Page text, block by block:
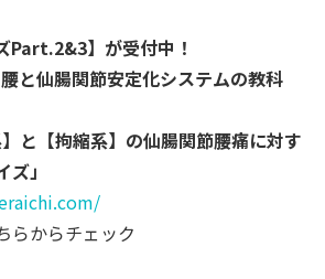
Part.2&3】が受付中！
と仙腸関節安定化システムの教科
と【拘縮系】の仙腸関節腰痛に対す
」
らからチェック